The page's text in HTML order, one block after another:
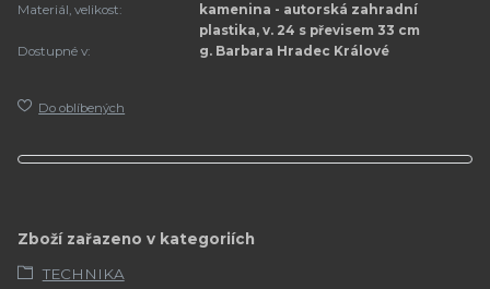
Materiál, velikost:
kamenina - autorská zahradní
plastika, v. 24 s převisem 33 cm
Dostupné v:
g. Barbara Hradec Králové
Do oblíbených
Zboží zařazeno v kategoriích
TECHNIKA